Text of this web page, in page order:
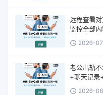
远程查看
监控全部
2026-
老公出轨
+聊天记录
2026-